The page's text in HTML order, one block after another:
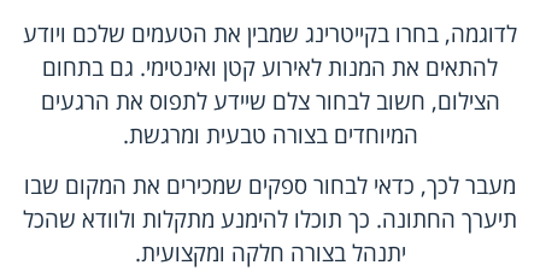
לדוגמה, בחרו בקייטרינג שמבין את הטעמים שלכם ויודע
להתאים את המנות לאירוע קטן ואינטימי. גם בתחום
הצילום, חשוב לבחור צלם שיידע לתפוס את הרגעים
המיוחדים בצורה טבעית ומרגשת.
מעבר לכך, כדאי לבחור ספקים שמכירים את המקום שבו
תיערך החתונה. כך תוכלו להימנע מתקלות ולוודא שהכל
יתנהל בצורה חלקה ומקצועית.